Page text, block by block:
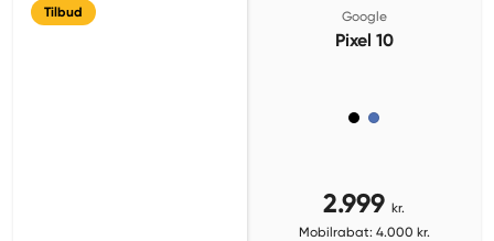
Tilbud Google
Pixel 10
2.999 kr.
Mobilrabat: 4.000 kr.